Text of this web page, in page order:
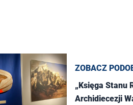
ZOBACZ
„Księga Stanu
Archidiecezji